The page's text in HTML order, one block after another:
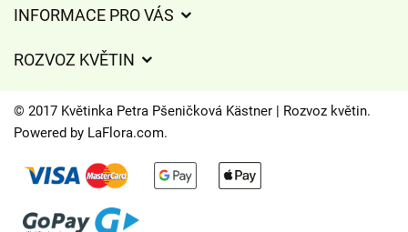
INFORMACE PRO VÁS
Často kladené dotazy
Časy doručení květin – přehled možností
ROZVOZ KVĚTIN
Kam doručujeme květiny
Kontakt
© 2017 Květinka Petra Pšeničková Kästner | Rozvoz květin.
Powered by LaFlora.com.